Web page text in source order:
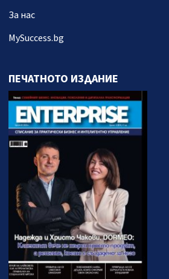
За нас
MySuccess.bg
ПЕЧАТНОТО ИЗДАНИЕ